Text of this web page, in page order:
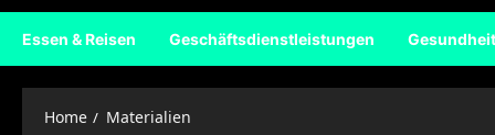
Essen & Reisen Geschäftsdienstleistungen Gesundheit
Home Materialien